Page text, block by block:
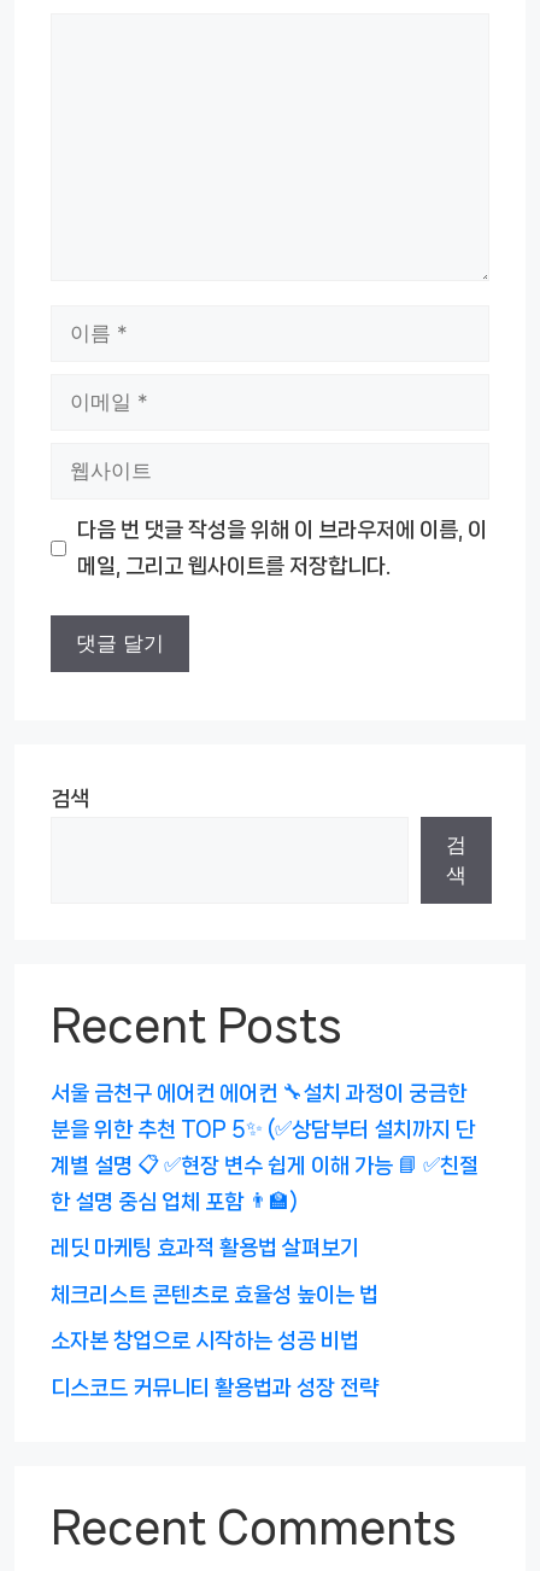
다음 번 댓글 작성을 위해 이 브라우저에 이름, 이
메일, 그리고 웹사이트를 저장합니다.
검색
검
색
Recent Posts
서울 금천구 에어컨 에어컨 🔧설치 과정이 궁금한
분을 위한 추천 TOP 5✨ (✅상담부터 설치까지 단
계별 설명 📋 ✅현장 변수 쉽게 이해 가능 📘 ✅친절
한 설명 중심 업체 포함 👨‍🏫)
레딧 마케팅 효과적 활용법 살펴보기
체크리스트 콘텐츠로 효율성 높이는 법
소자본 창업으로 시작하는 성공 비법
디스코드 커뮤니티 활용법과 성장 전략
Recent Comments